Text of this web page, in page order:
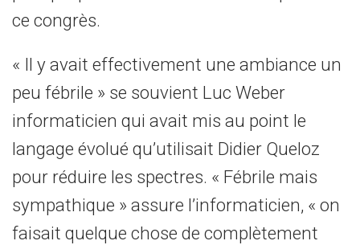
ce congrès.
« Il y avait effectivement une ambiance un
peu fébrile » se souvient Luc Weber
informaticien qui avait mis au point le
langage évolué qu’utilisait Didier Queloz
pour réduire les spectres. « Fébrile mais
sympathique » assure l’informaticien, « on
faisait quelque chose de complètement